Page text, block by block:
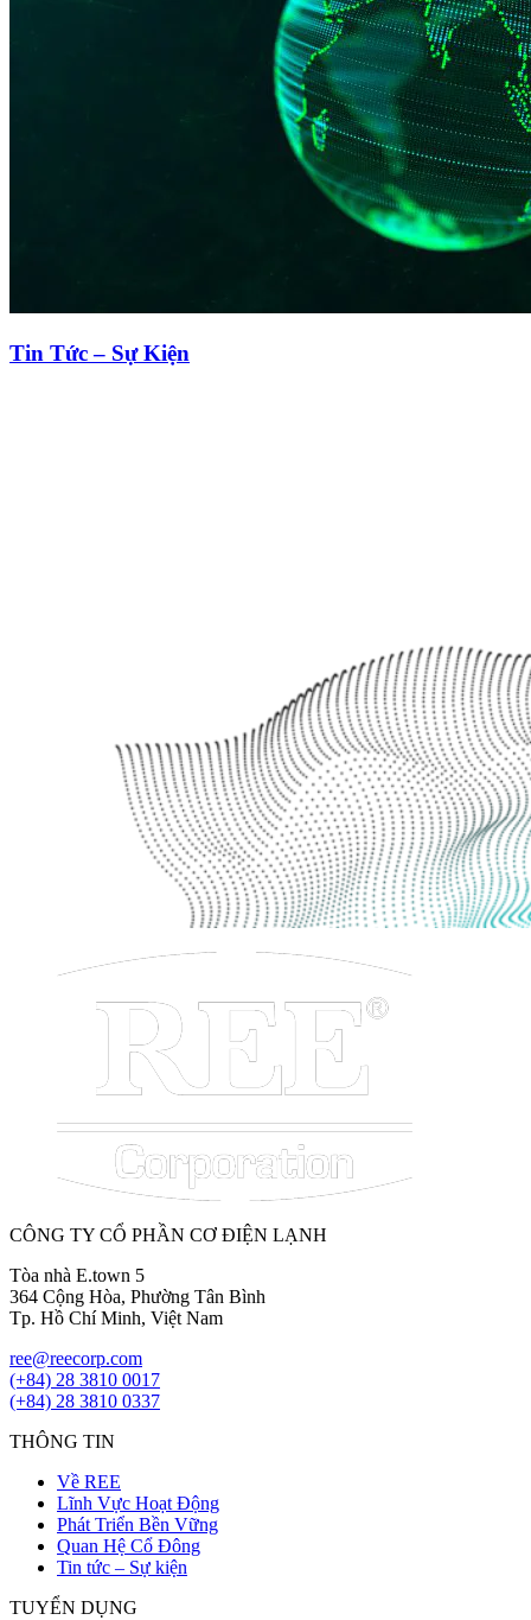
Tin Tức – Sự Kiện
CÔNG TY CỔ PHẦN CƠ ĐIỆN LẠNH
Tòa nhà E.town 5
364 Cộng Hòa, Phường Tân Bình
Tp. Hồ Chí Minh, Việt Nam
ree@reecorp.com
(+84) 28 3810 0017
(+84) 28 3810 0337
THÔNG TIN
Về REE
Lĩnh Vực Hoạt Động
Phát Triển Bền Vững
Quan Hệ Cổ Đông
Tin tức – Sự kiện
TUYỂN DỤNG